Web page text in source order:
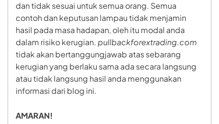
dan tidak sesuai untuk semua orang. Semua
contoh dan keputusan lampau tidak menjamin
hasil pada masa hadapan, oleh itu modal anda
dalam risiko kerugian. pullbackforextrading.com
tidak akan bertanggungjawab atas sebarang
kerugian yang berlaku sama ada secara langsung
atau tidak langsung hasil anda menggunakan
informasi dari blog ini.
AMARAN!